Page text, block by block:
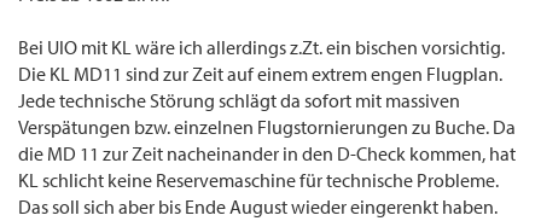
Bei UIO mit KL wäre ich allerdings z.Zt. ein bischen vorsichtig.
Die KL MD11 sind zur Zeit auf einem extrem engen Flugplan.
Jede technische Störung schlägt da sofort mit massiven
Verspätungen bzw. einzelnen Flugstornierungen zu Buche. Da
die MD 11 zur Zeit nacheinander in den D-Check kommen, hat
KL schlicht keine Reservemaschine für technische Probleme.
Das soll sich aber bis Ende August wieder eingerenkt haben.